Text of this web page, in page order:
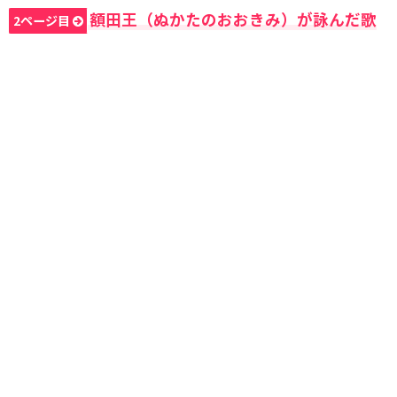
2ページ目 額田王（ぬかたのおおきみ）が詠んだ歌